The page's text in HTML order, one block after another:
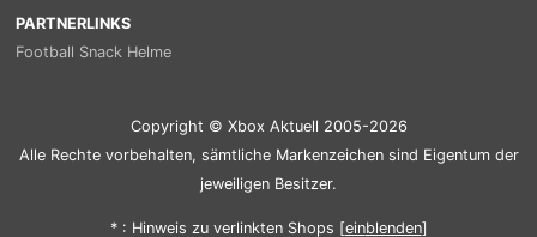
PARTNERLINKS
Football Snack Helme
Copyright © Xbox Aktuell 2005-2026
Alle Rechte vorbehalten, sämtliche Markenzeichen sind Eigentum der
jeweiligen Besitzer.
* : Hinweis zu verlinkten Shops [einblenden]